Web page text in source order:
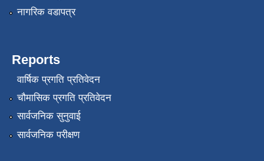
नागरिक वडापत्र
Reports
वार्षिक प्रगति प्रतिवेदन
चौमासिक प्रगति प्रतिवेदन
सार्वजनिक सुनुवाई
सार्वजनिक परीक्षण